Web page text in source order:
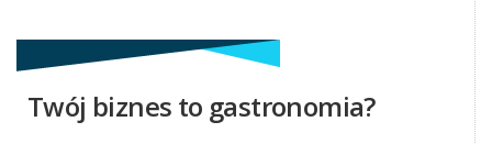
Twój biznes to gastronomia?